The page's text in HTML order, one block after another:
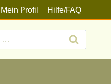
Mein Profil Hilfe/FAQ